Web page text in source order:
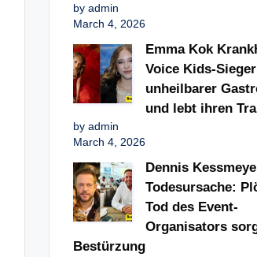
by admin
March 4, 2026
Emma Kok
Voice Kids-
unheilbarer
und lebt ihren
by admin
March 4, 2026
Dennis
Todesursache:
Tod des Event-
Organisators
Bestürzung